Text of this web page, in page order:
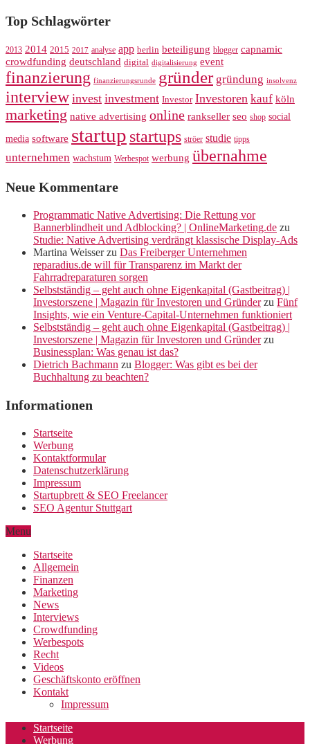
Top Schlagwörter
2013 2014 2015 2017 analyse app berlin beteiligung blogger capnamic
crowdfunding deutschland digital digitalisierung event
finanzierung finanzierungsrunde gründer gründung insolvenz
interview invest investment Investor Investoren kauf köln
marketing native advertising online rankseller seo shop social
media software startup startups ströer studie tipps
unternehmen wachstum Werbespot werbung übernahme
Neue Kommentare
Programmatic Native Advertising: Die Rettung vor
Bannerblindheit und Adblocking? | OnlineMarketing.de zu
Studie: Native Advertising verdrängt klassische Display-Ads
Martina Weisserzu Das Freiberger Unternehmen
reparadius.de will für Transparenz im Markt der
Fahrradreparaturen sorgen
Selbstständig – geht auch ohne Eigenkapital (Gastbeitrag) |
Investorszene | Magazin für Investoren und Gründerzu Fünf
Insights, wie ein Venture-Capital-Unternehmen funktioniert
Selbstständig – geht auch ohne Eigenkapital (Gastbeitrag) |
Investorszene | Magazin für Investoren und Gründerzu
Businessplan: Was genau ist das?
Dietrich Bachmann zu Blogger: Was gibt es bei der
Buchhaltung zu beachten?
Informationen
Startseite
Werbung
Kontaktformular
Datenschutzerklärung
Impressum
Startupbrett & SEO Freelancer
SEO Agentur Stuttgart
Menu
Startseite
Allgemein
Finanzen
Marketing
News
Interviews
Crowdfunding
Werbespots
Recht
Videos
Geschäftskonto eröffnen
Kontakt
Impressum
Startseite
Werbung